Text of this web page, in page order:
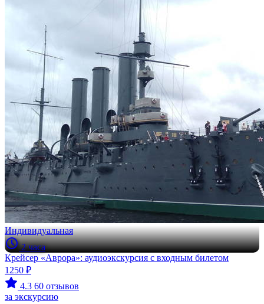
Индивидуальная
2 часа
Крейсер «Аврора»: аудиоэкскурсия с входным билетом
1250 ₽
4.3 60 отзывов
за экскурсию